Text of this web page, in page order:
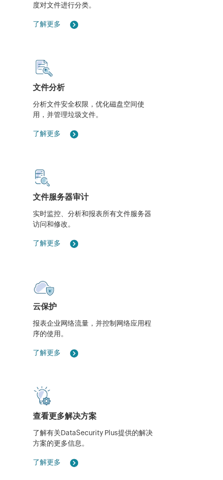
度对文件进行分类。
了解更多
文件分析
分析文件安全权限，优化磁盘空间使
用，并管理垃圾文件。
了解更多
文件服务器审计
实时监控、分析和报表所有文件服务器
访问和修改。
了解更多
云保护
报表企业网络流量，并控制网络应用程
序的使用。
了解更多
查看更多解决方案
了解有关DataSecurity Plus提供的解决
方案的更多信息。
了解更多